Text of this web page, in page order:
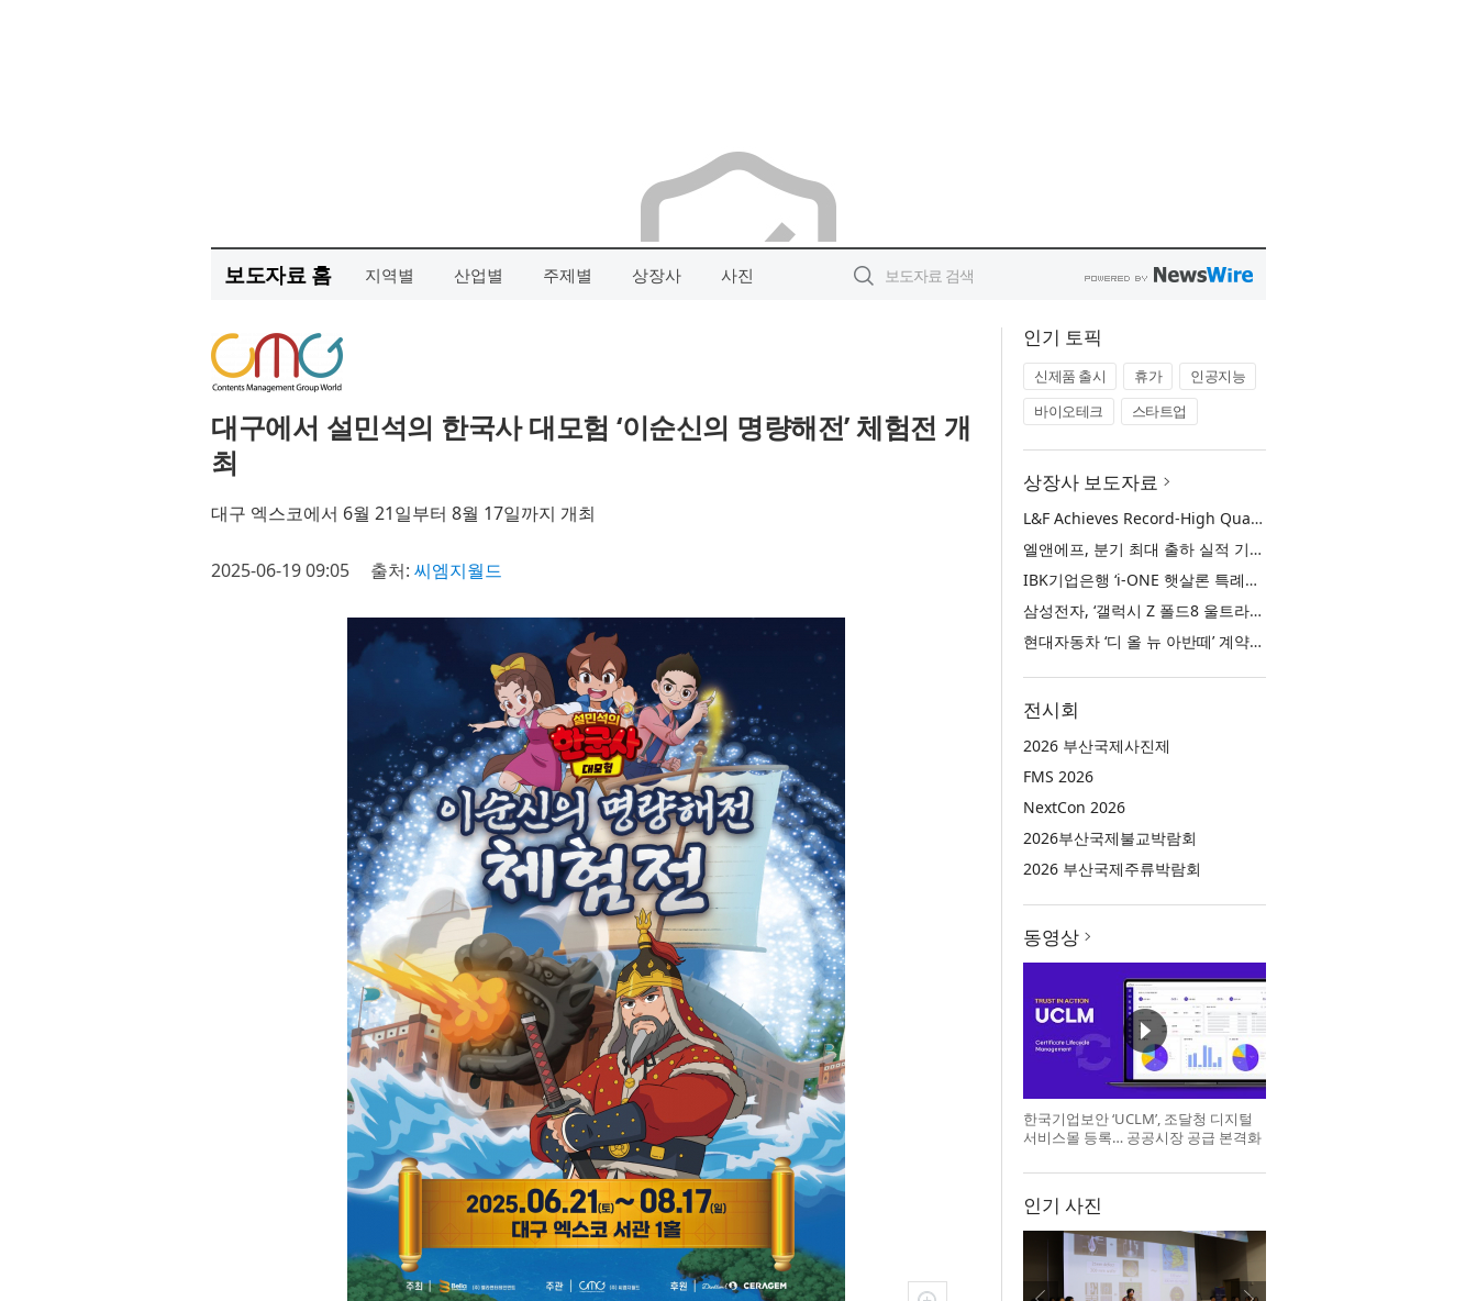
보도자료 홈 지역별 산업별 주제별 상장사 사진
대구에서 설민석의 한국사 대모험 ‘이순신의 명량해전’ 체험전 개
최
대구 엑스코에서 6월 21일부터 8월 17일까지 개최
2025-06-19 09:05 출처: 씨엠지월드
인기 토픽
신제품 출시 휴가
인공지능
바이오테크
스타트업
상장사 보도자료
L&F Achieves Record-High Quarterly Shipments, Begins LFP Supply for North American ESS in Q3 Advancing its Two-Track NCM and LFP Growth Strategy
엘앤에프, 분기 최대 출하 실적 기록… 3분기 북미 ESS향 LFP 공급 착수 NCM+LFP ‘2-Track’ 성장 전략 실현
IBK기업은행 ‘i-ONE 햇살론 특례보증’ 출시
삼성전자, ‘갤럭시 Z 폴드8 울트라·폴드8·플립8’과 ‘갤럭시 워치 울트라2·워치9’ 국내 공식 출시
현대자동차 ‘디 올 뉴 아반떼’ 계약 첫날 1만 대 돌파
전시회
2026 부산국제사진제
FMS 2026
NextCon 2026
2026부산국제불교박람회
2026 부산국제주류박람회
동영상
한국기업보안 ‘UCLM’, 조달청 디지털
서비스몰 등록… 공공시장 공급 본격화
인기 사진